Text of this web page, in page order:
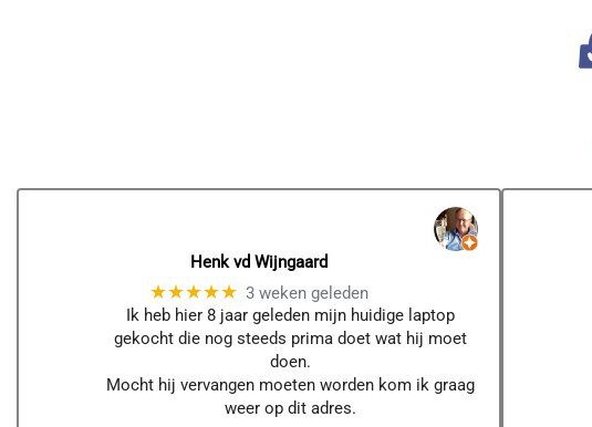
Henk vd Wijngaard
★★★★★ 3 weken geleden
Ik heb hier 8 jaar geleden mijn huidige laptop
gekocht die nog steeds prima doet wat hij moet
doen.
Mocht hij vervangen moeten worden kom ik graag
weer op dit adres.